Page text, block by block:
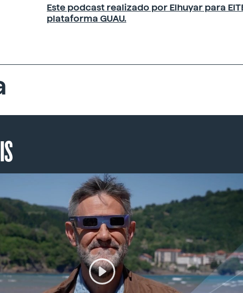
Este podcast realizado por Elhuyar para
plataforma GUAU.